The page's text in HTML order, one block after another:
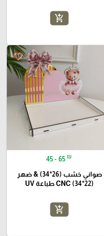
add_shopping_cart
favorite_border
45 - 65 ₪
صواني خشب (26*34) & ضهر
(22*34) CNC طباعة UV
add_shopping_cart